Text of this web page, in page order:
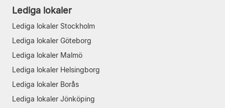
Lediga lokaler
Lediga lokaler Stockholm
Lediga lokaler Göteborg
Lediga lokaler Malmö
Lediga lokaler Helsingborg
Lediga lokaler Borås
Lediga lokaler Jönköping